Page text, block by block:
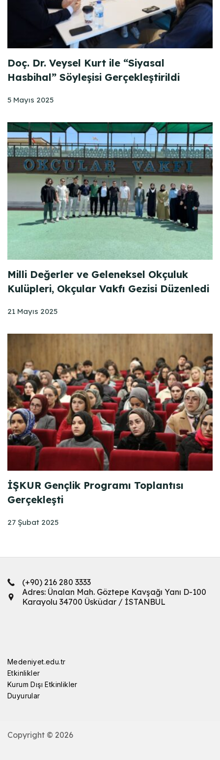
Doç. Dr. Veysel Kurt ile “Siyasal
Hasbihal” Söyleşisi Gerçekleştirildi
5 Mayıs 2025
Milli Değerler ve Geleneksel Okçuluk
Kulüpleri, Okçular Vakfı Gezisi Düzenledi
21 Mayıs 2025
İŞKUR Gençlik Programı Toplantısı
Gerçekleşti
27 Şubat 2025
(+90) 216 280 3333
Adres: Ünalan Mah. Göztepe Kavşağı Yanı D-100
Karayolu 34700 Üsküdar / İSTANBUL
Medeniyet.edu.tr
Etkinlikler
Kurum Dışı Etkinlikler
Duyurular
Copyright © 2026